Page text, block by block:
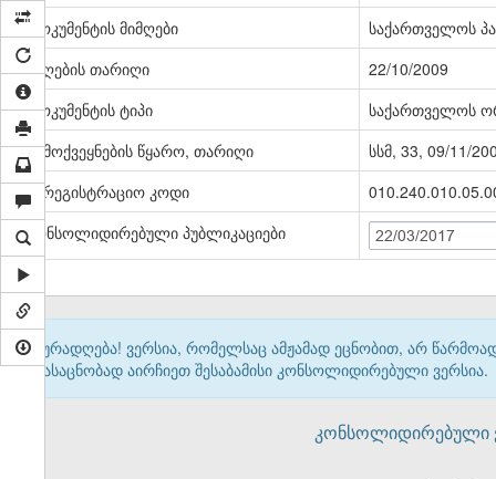
დოკუმენტის მიმღები
საქართველოს
მიღების თარიღი
22/10/2009
დოკუმენტის ტიპი
საქართველოს
გამოქვეყნების წყარო, თარიღი
სსმ, 33, 09/11/
სარეგისტრაციო კოდი
კონსოლიდირებული პუბლიკაციები
22/03/2017
ყურადღება! ვერსია, რომელსაც ამჟამად ეცნობით, არ
გასაცნობად აირჩიეთ შესაბამისი კონსოლიდირებული ვერსია.
კონსოლიდირებული